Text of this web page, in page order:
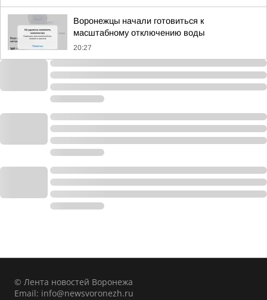
Воронежцы начали готовиться к
масштабному отключению воды
20:27
© Лента новостей Воронежа
Email: info@newsvoronezh.ru